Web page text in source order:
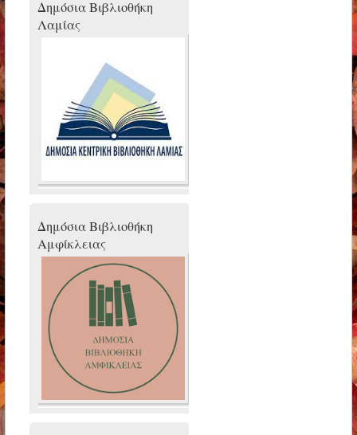
Δημόσια Βιβλιοθήκη
Λαμίας
Δημόσια Βιβλιοθήκη
Αμφίκλειας